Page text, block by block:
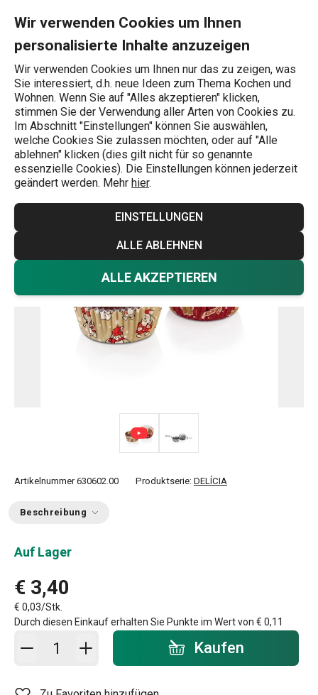
Wir verwenden Cookies um Ihnen
personalisierte Inhalte anzuzeigen
Wir verwenden Cookies um Ihnen nur das zu zeigen, was
Sie interessiert, d.h. neue Ideen zum Thema Kochen und
Wohnen. Wenn Sie auf "Alles akzeptieren" klicken,
stimmen Sie der Verwendung aller Arten von Cookies zu.
Im Abschnitt "Einstellungen" können Sie auswählen,
welche Cookies Sie zulassen möchten, oder auf "Alle
ablehnen" klicken (dies gilt nicht für so genannte
essenzielle Cookies). Die Einstellungen können jederzeit
geändert werden. Mehr hier.
EINSTELLUNGEN
ALLE ABLEHNEN
ALLE AKZEPTIEREN
Wonach suchen Sie?
Muffinförmchen
Mini-Papierbackförmchen DELÍCIA
ø 4 cm, 100 St., Weihnachtsmotive
Artikelnummer 630602.00 Produktserie: DELÍCIA
Beschreibung
Auf Lager
€ 3,40
€ 0,03/Stk.
Durch diesen Einkauf erhalten Sie Punkte im Wert von € 0,11
In den Warenkorb - Menge Kaufen